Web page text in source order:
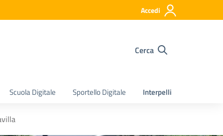
Accedi
Cerca
Scuola Digitale Sportello Digitale Interpelli